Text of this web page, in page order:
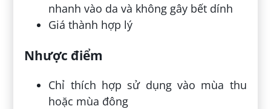
nhanh vào da và không gây bết dính
Giá thành hợp lý
Nhược điểm
Chỉ thích hợp sử dụng vào mùa thu
hoặc mùa đông